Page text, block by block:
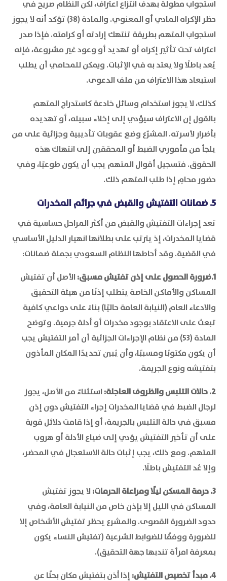
استجواب مطولة بهدف انتزاع اعتراف، لكن النظام صريح في
حظر الإكراه المادي أو المعنوي. والمادة (38) تؤكد أنه لا يجوز
استجواب المتهم بطريقة تنتهك إرادته أو كرامته. فإذا صدر
اعتراف تحت تأثير إكراه أو تهديد أو وعود غير مشروعة، فإنه
يُعد باطلًا ولا يعتد به في الإثبات. ويمكن للمحامي أن يطلب
استبعاد هذا الاعتراف من ملف الدعوى.
كذلك، لا يجوز استخدام وسائل خادعة كاستدراج المتهم
بالقول إن الاعتراف سيؤدي إلى إخلاء سبيله، أو تهديده
بأضرار لأسرته. المشرّع وضع عقوبات تأديبية وجزائية على من
يلجأ من مأموري الضبط أو المحققين إلى انتهاك هذه
الحقوق. فتسجيل أقوال المتهم يجب أن يكون طوعيًا، وفي
حضور محامٍ إذا طلب المتهم ذلك.
5. ضمانات التفتيش والقبض في جرائم المخدرات
تعد إجراءات التفتيش والقبض من أكثر المراحل حساسية في
قضايا المخدرات، إذ يترتب على بطلانها انهيار الدليل الأساسي
في القضية. وقد أحاطها النظام السعودي بجملة ضمانات:
1.ضرورة الحصول على إذن تفتيش مسبق:
الأصل أن تفتيش
المساكن والأماكن الخاصة يتطلب إذنًا من هيئة التحقيق
والادعاء العام (النيابة العامة حاليًا) بناءً على دواعي كافية
تبعث على الاعتقاد بوجود مخدرات أو أدلة جرمية. وتوضح
المادة (53) من نظام الإجراءات الجزائية أن أمر التفتيش يجب
أن يكون مكتوبًا ومسببًا، وأن يُبين تحديدًا المكان المأذون
بتفتيشه ونوع الجريمة.
2. حالات التلبس والظروف العاجلة:
استثناءً من الأصل، يجوز
لرجال الضبط في قضايا المخدرات إجراء التفتيش دون إذن
مسبق في حالة التلبس بالجريمة، أو إذا قامت دلائل قوية
على أن تأخير التفتيش يؤدي إلى ضياع الأدلة أو هروب
المتهم. ومع ذلك، يجب إثبات حالة الاستعجال في المحضر،
وإلا عُد التفتيش باطلًا.
3. حرمة المسكن ليلًا ومراعاة الحرمات:
لا يجوز تفتيش
المساكن في الليل إلا بإذن خاص من النيابة العامة، وفي
حدود الضرورة القصوى. والمشرع يحظر تفتيش الأشخاص إلا
للضرورة ووفقًا للضوابط الشرعية (تفتيش النساء يكون
بمعرفة امرأة تندبها جهة التحقيق).
4. مبدأ تخصيص التفتيش:
إذا أُذن بتفتيش مكان بحثًا عن